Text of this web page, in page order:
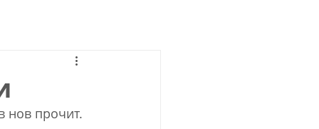
нов прочит.